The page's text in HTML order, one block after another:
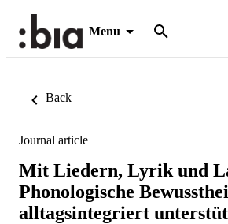
Menu
Back
Journal article
Mit Liedern, Lyrik und
Phonologische
alltagsintegriert